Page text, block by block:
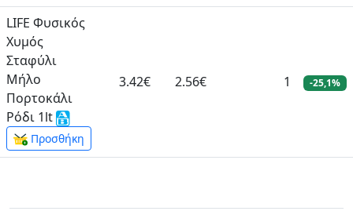
LIFE Φυσικός
Χυμός
Σταφύλι
Μήλο
Πορτοκάλι
Ρόδι 1lt
Προσθήκη
3.42€ 2.56€ 1 -25,1%